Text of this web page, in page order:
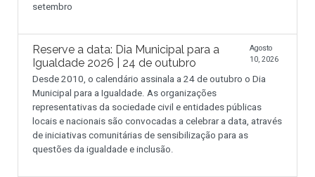
setembro
Reserve a data: Dia Municipal para a
Igualdade 2026 | 24 de outubro
Agosto
10, 2026
Desde 2010, o calendário assinala a 24 de outubro o Dia
Municipal para a Igualdade. As organizações
representativas da sociedade civil e entidades públicas
locais e nacionais são convocadas a celebrar a data, através
de iniciativas comunitárias de sensibilização para as
questões da igualdade e inclusão.